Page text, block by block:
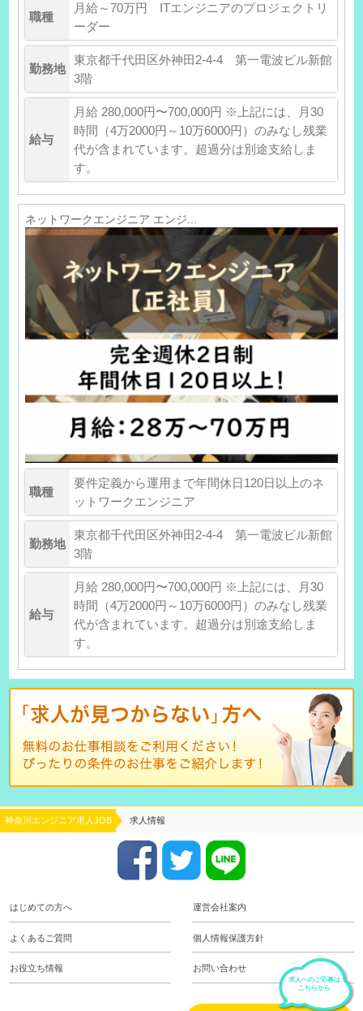
職種
月給～70万円 ITエンジニアのプロジェクトリ
ーダー
勤務地
東京都千代田区外神田2-4-4 第一電波ビル新館
3階
給与
月給 280,000円〜700,000円 ※上記には、月30
時間（4万2000円～10万6000円）のみなし残業
代が含まれています。超過分は別途支給しま
す。
ネットワークエンジニア エンジ...
職種
要件定義から運用まで年間休日120日以上のネ
ットワークエンジニア
勤務地
東京都千代田区外神田2-4-4 第一電波ビル新館
3階
給与
月給 280,000円〜700,000円 ※上記には、月30
時間（4万2000円～10万6000円）のみなし残業
代が含まれています。超過分は別途支給しま
す。
神奈川エンジニア求人JOB 求人情報
はじめての方へ 運営会社案内
よくあるご質問 個人情報保護方針
お役立ち情報 お問い合わせ
求人へのご応募は
こちらから